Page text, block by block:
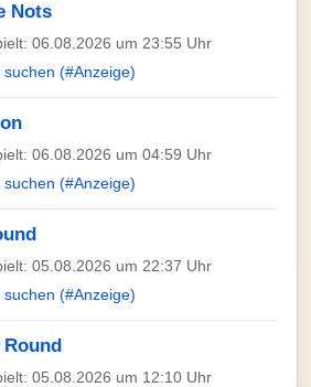
Nots
06.08.2026 um 23:55 Uhr
suchen (#Anzeige)
06.08.2026 um 04:59 Uhr
suchen (#Anzeige)
05.08.2026 um 22:37 Uhr
suchen (#Anzeige)
Round
05.08.2026 um 12:10 Uhr